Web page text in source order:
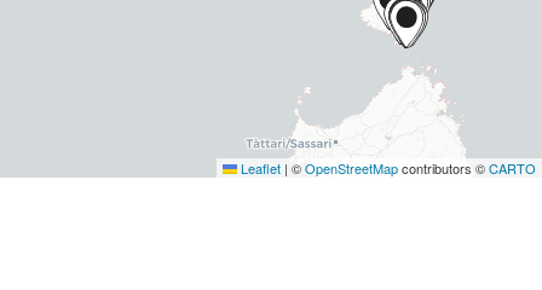
Leaflet | ©OpenStreetMapcontributors ©CARTO